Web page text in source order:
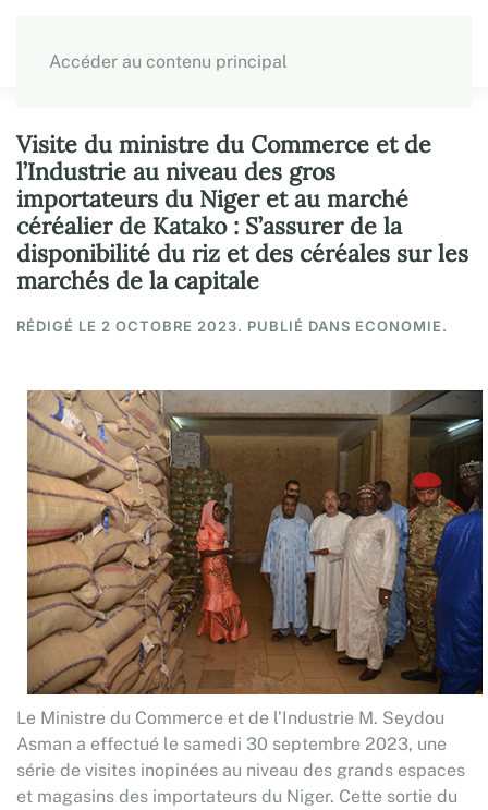
Accéder au contenu principal
Visite du ministre du Commerce et de
l’Industrie au niveau des gros
importateurs du Niger et au marché
céréalier de Katako : S’assurer de la
disponibilité du riz et des céréales sur les
marchés de la capitale
RÉDIGÉ LE 2 OCTOBRE 2023. PUBLIÉ DANS ECONOMIE.
Le Ministre du Commerce et de l’Industrie M. Seydou
Asman a effectué le samedi 30 septembre 2023, une
série de visites inopinées au niveau des grands espaces
et magasins des importateurs du Niger. Cette sortie du